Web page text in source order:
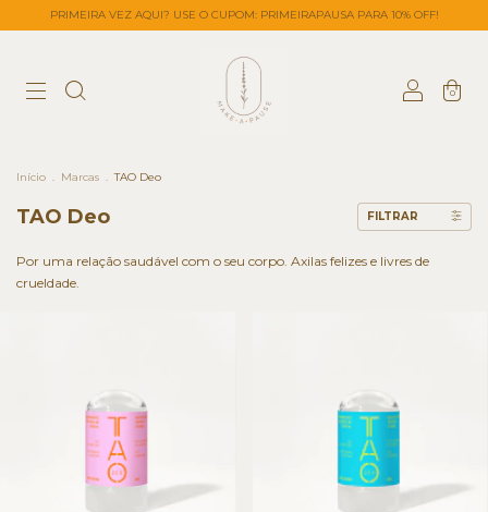
PRIMEIRA VEZ AQUI? USE O CUPOM: PRIMEIRAPAUSA PARA 10% OFF!
0
Início . Marcas . TAO Deo
TAO Deo FILTRAR
Por uma relação saudável com o seu corpo. Axilas felizes e livres de
crueldade.